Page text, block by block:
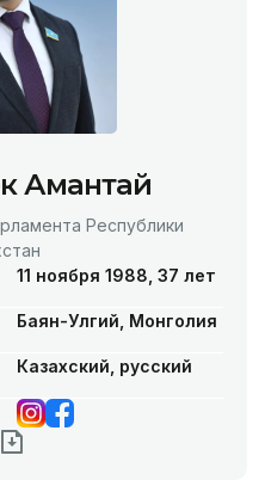
Амантай
Республики
11 ноября 1988, 37 лет
Баян-Улгий, Монголия
Казахский, русский